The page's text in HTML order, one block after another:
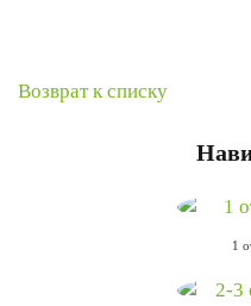
Возврат к списку
1